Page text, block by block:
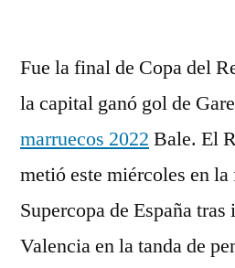
Fue la final de Copa del
la capital ganó gol de
marruecos 2022 Bale. El
metió este miércoles en
Supercopa de España
Valencia en la tanda de